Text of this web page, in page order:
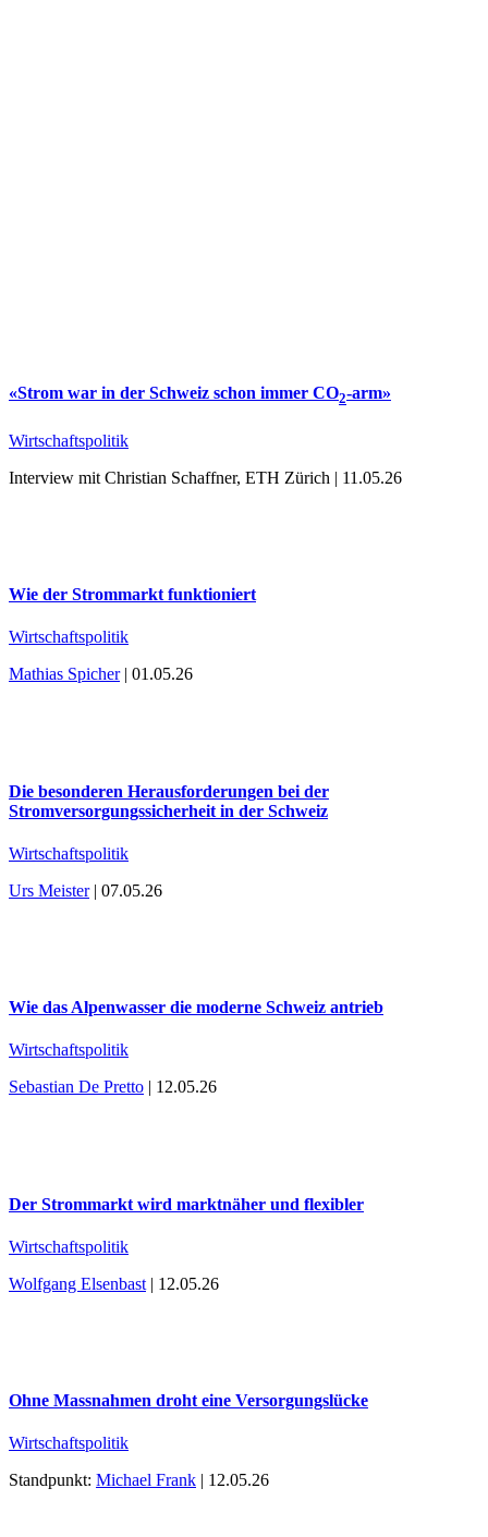
«Strom war in der Schweiz schon immer CO2-arm»
Wirtschaftspolitik
Interview mit Christian Schaffner, ETH Zürich | 11.05.26
Wie der Strommarkt funktioniert
Wirtschaftspolitik
Mathias Spicher| 01.05.26
Die besonderen Herausforderungen bei der
Stromversorgungssicherheit in der Schweiz
Wirtschaftspolitik
Urs Meister| 07.05.26
Wie das Alpenwasser die moderne Schweiz antrieb
Wirtschaftspolitik
Sebastian De Pretto | 12.05.26
Der Strommarkt wird marktnäher und flexibler
Wirtschaftspolitik
Wolfgang Elsenbast | 12.05.26
Ohne Massnahmen droht eine Versorgungslücke
Wirtschaftspolitik
Standpunkt: Michael Frank | 12.05.26